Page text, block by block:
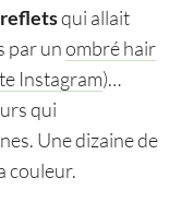
refletsqui allait
par unombré hair
Instagram)…
qui
Une dizaine de
couleur.